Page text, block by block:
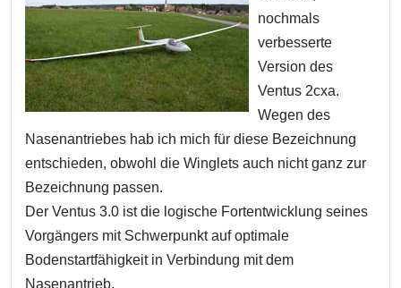
nochmals
verbesserte
Version des
Ventus 2cxa.
Wegen des
Nasenantriebes hab ich mich für diese Bezeichnung
entschieden, obwohl die Winglets auch nicht ganz zur
Bezeichnung passen.
Der Ventus 3.0 ist die logische Fortentwicklung seines
Vorgängers mit Schwerpunkt auf optimale
Bodenstartfähigkeit in Verbindung mit dem
Nasenantrieb.